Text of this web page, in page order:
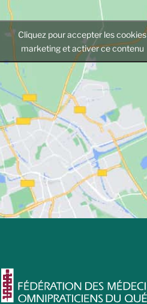
Cliquez pour accepter les cookies
marketing et activer ce contenu